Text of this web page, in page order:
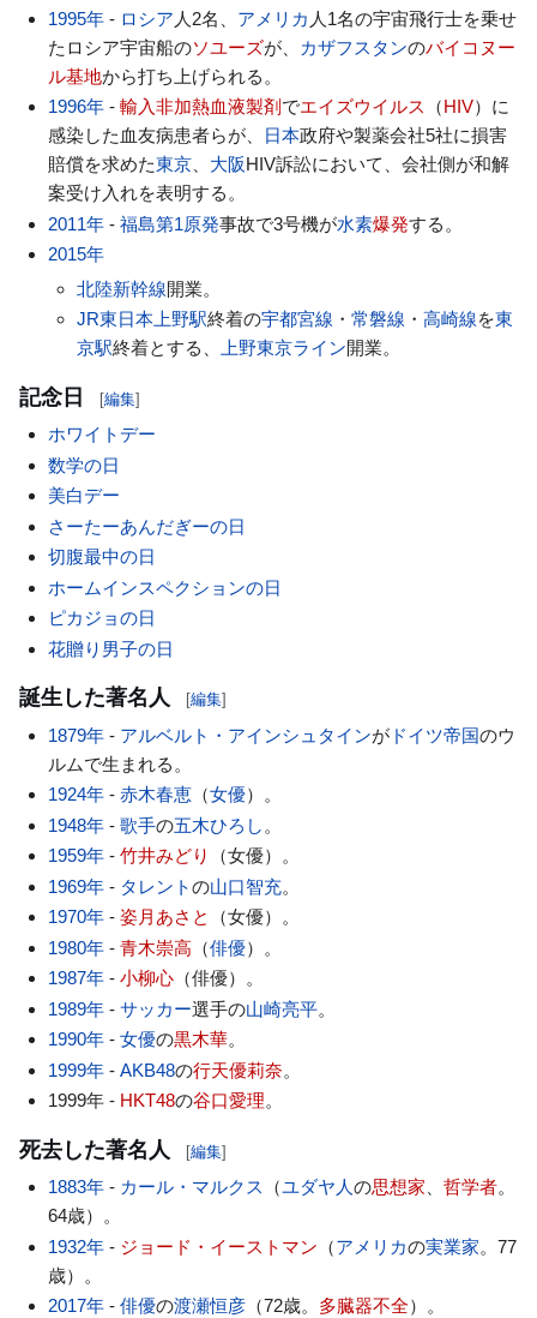
1995年 - ロシア 人2名、 アメリカ 人1名の宇宙飛行士を乗せ
たロシア宇宙船のソユーズが、 カザフスタンのバイコヌー
ル基地から打ち上げられる。
1996年 -輸入非加熱血液製剤 でエイズウイルス （HIV）に
感染した血友病患者らが、
日本政府や製薬会社5社に損害
賠償を求めた東京 大阪HIV訴訟において、会社側が和解
案受け入れを表明する。
2011年 -福島第1原発事故で3号機が水素爆発する。
2015年
北陸新幹線開業。
JR東日本 上野駅終着の宇都宮線 ・常磐線 ・高崎線を東
京駅終着とする、 上野東京ライン開業。
記念日 [編集]
ホワイトデー
数学の日
美白デー
さーたーあんだぎーの日
切腹最中の日
ホームインスペクションの日
ピカジョの日
花贈り男子の日
誕生した著名人 [編集]
1879年 - アルベルト・アインシュタインが ドイツ帝国のウ
ルムで生まれる。
1924年 -赤木春恵 （女優）。
1948年 -歌手の五木ひろし 。
1959年 -竹井みどり
（女優）。
1969年 - タレントの山口智充。
1970年 -姿月あさと
（女優）。
1980年 -青木崇高 （俳優）。
1987年 -小柳心 （俳優）。
1989年 -サッカー選手の山崎亮平。
1990年 -女優の黒木華。
1999年 -AKB48の行天優莉奈。
1999年 - HKT48の谷口愛理。
死去した著名人 [編集]
1883年 - カール・マルクス （ユダヤ人の思想家 、哲学者。
64歳）。
1932年 - ジョード・イーストマン （アメリカの実業家。77
歳）。
2017年 -俳優の渡瀬恒彦 （72歳。 多臓器不全）。